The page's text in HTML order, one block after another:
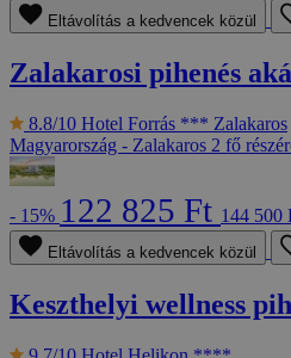
Eltávolítás a kedvencek közül
Zalakarosi pihenés
8.8/10 Hotel Forrás *** Zalakaros
Magyarország - Zalakaros 2 fő
- 15% 122 825 Ft 144 500
Eltávolítás a kedvencek közül
Keszthelyi wellness